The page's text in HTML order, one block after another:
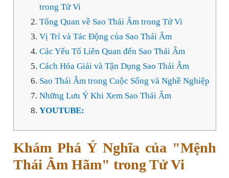
trong Tử Vi
Tổng Quan về Sao Thái Âm trong Tử Vi
Vị Trí và Tác Động của Sao Thái Âm
Các Yếu Tố Liên Quan đến Sao Thái Âm
Cách Hóa Giải và Tận Dụng Sao Thái Âm
Sao Thái Âm trong Cuộc Sống và Nghề Nghiệp
Những Lưu Ý Khi Xem Sao Thái Âm
YOUTUBE:
Khám Phá Ý Nghĩa của "Mệnh
Thái Âm Hãm" trong Tử Vi